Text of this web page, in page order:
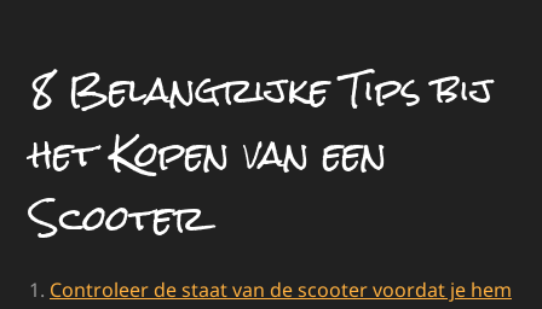
8 Belangrijke Tips bij
het Kopen van een
Scooter
Controleer de staat van de scooter voordat je hem